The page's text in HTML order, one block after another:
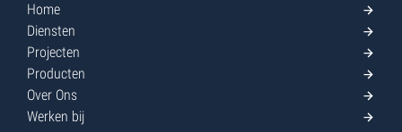
Home
Diensten
Projecten
Producten
Over Ons
Werken bij